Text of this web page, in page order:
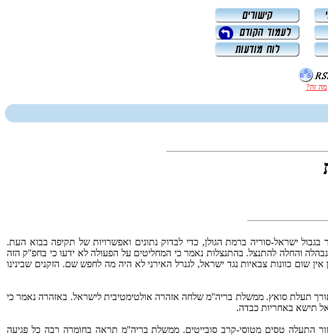
מה זה?
בגבול ישראל-סוריה ברמת הגולן, כדי לבדוק נתונים ואפשרויות של תקיפה בבוא העת.
והחלה להתנצל. בהתנצלות נאמר כי המחליטים על הפעולה לא ידעו כי בחפ''ק הזה
שום כוונות צבאיות נגד ישראל, לגנרל האירני לא היה מה לחפש שם. הזקנים שבינינו
מצריות לאורך תעלת סואץ. ממשלת בריה''מ שלחה אזהרה אולטימטיבית לישראל. באזהרה נאמר כי
תישא באחריות כבדה.
התעלה טסים מטוסי-קרב סובייטים. ממשלת בריה''מ תראה בחומרה רבה כל פגיעה